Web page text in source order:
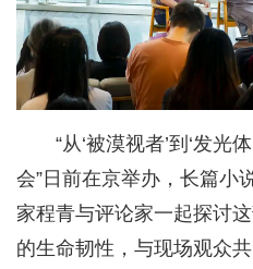
“从‘被漠视者’到‘发
会”日前在京举办，长篇小
家程青与评论家一起探讨
的生命韧性，与现场观众